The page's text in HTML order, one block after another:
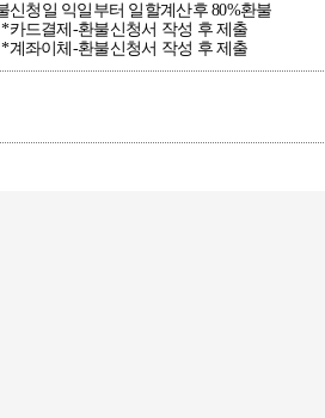
신청일 익일부터 일할계산후 80%환불
*카드결제-환불신청서 작성 후 제출
*계좌이체-환불신청서 작성 후 제출